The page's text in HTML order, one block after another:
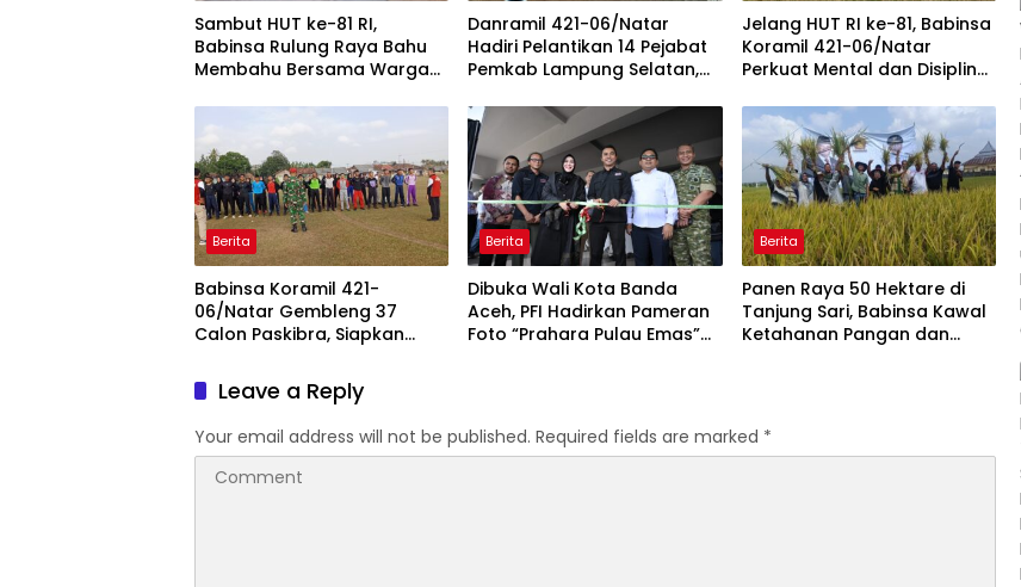
Sambut HUT ke-81 RI,
Babinsa Rulung Raya Bahu
Membahu Bersama Warga
Danramil 421-06/Natar
Hadiri Pelantikan 14 Pejabat
Pemkab Lampung Selatan,
Pemerintah Daerah
Jelang HUT RI ke-81, Babinsa
Koramil 421-06/Natar
Perkuat Mental dan Disiplin
Berita
Babinsa Koramil 421-
06/Natar Gembleng 37
Calon Paskibra, Siapkan
HUT RI Tingkat Kecamatan
Berita
Dibuka Wali Kota Banda
Aceh, PFI Hadirkan Pameran
Foto “Prahara Pulau Emas”
Berita
Panen Raya 50 Hektare di
Tanjung Sari, Babinsa Kawal
Ketahanan Pangan dan
Leave a Reply
Your email address will not be published. Required fields are marked *